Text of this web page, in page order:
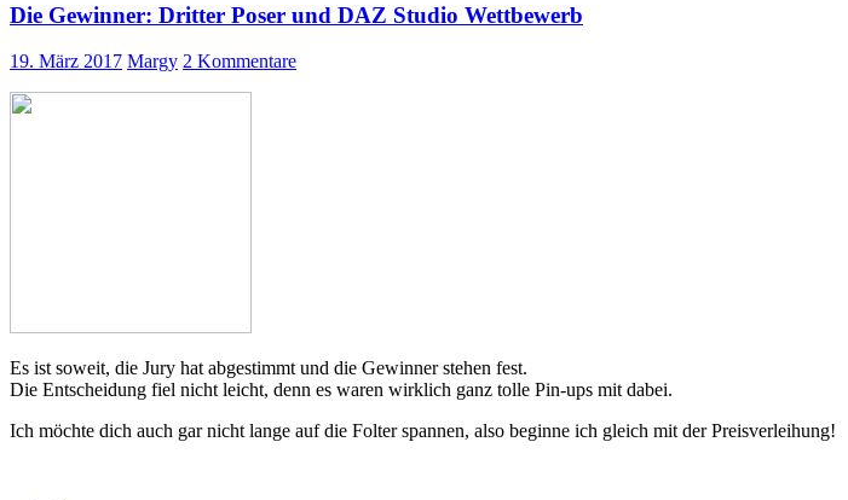
austauschen
Die Gewinner: Dritter Poser und DAZ Studio Wettbewerb
19. März 2017 Margy 2 Kommentare
Es ist soweit, die Jury hat abgestimmt und die Gewinner stehen fest.
Die Entscheidung fiel nicht leicht, denn es waren wirklich ganz tolle Pin-ups mit dabei.
Ich möchte dich auch gar nicht lange auf die Folter spannen, also beginne ich gleich mit der Preisverleihung!